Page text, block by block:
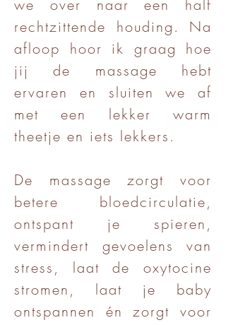
we over naar een half
rechtzittende houding. Na
afloop hoor ik graag hoe
jij de massage hebt
ervaren en sluiten we af
met een lekker warm
theetje en iets lekkers.
De massage zorgt voor
betere bloedcirculatie,
ontspant je spieren,
vermindert gevoelens van
stress, laat de oxytocine
stromen, laat je baby
ontspannen én zorgt voor